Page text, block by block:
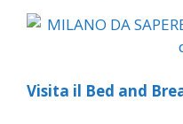
Visita il Bed and